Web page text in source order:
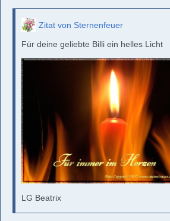
Zitat von Sternenfeuer
Für deine geliebte Billi ein helles Licht
LG Beatrix